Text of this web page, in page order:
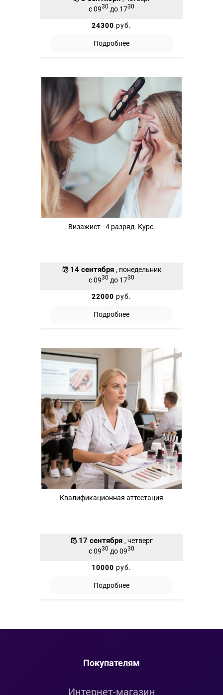
с 0930 до 1730
24300 руб.
Подробнее
Визажист - 4 разряд. Курс.
14 сентября , понедельник
с 0930 до 1730
22000 руб.
Подробнее
Квалификационная аттестация
17 сентября , четверг
с 0930 до 0930
10000 руб.
Подробнее
Покупателям
Интернет-магазин